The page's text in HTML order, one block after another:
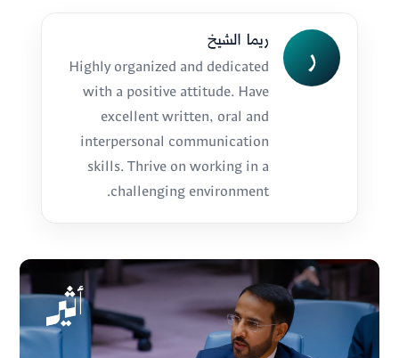
ر ريما الشيخ
Highly organized and dedicated
with a positive attitude. Have
excellent written, oral and
interpersonal communication
skills. Thrive on working in a
challenging environment.